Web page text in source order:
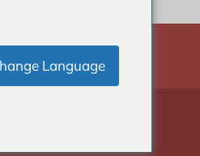
TIPPS UND TRICKS
e evolução do sushi
Language